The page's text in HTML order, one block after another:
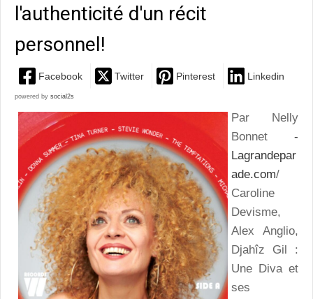
l'authenticité d'un récit
personnel!
Facebook Twitter Pinterest Linkedin
powered by social2s
Par Nelly
Bonnet -
Lagrandepar
ade.com/
Caroline
Devisme,
Alex Anglio,
Djahîz Gil :
Une Diva et
ses